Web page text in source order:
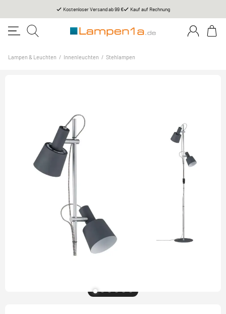
Kostenloser Versand ab 99 € Kauf auf Rechnung
Lampen & Leuchten / Innenleuchten / Stehlampen